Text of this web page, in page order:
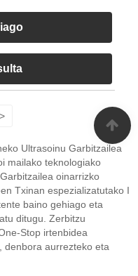
>
Ultrasoinu Garbitzailea
mailako teknologiako
oinarrizko
Txinan espezializatutako I
baino gehiago eta
ditugu. Zerbitzu
Stop irtenbidea
denbora aurrezteko eta